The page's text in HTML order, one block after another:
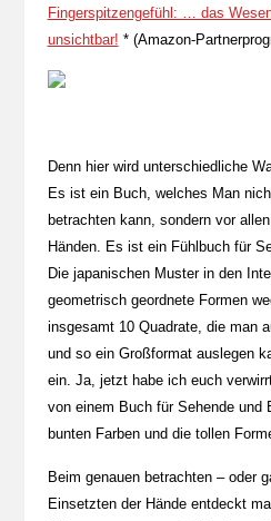
Fingerspitzengefühl: … das
unsichtbar! * (Amazon-
Denn hier wird unterschiedliche
Es ist ein Buch, welches Man
betrachten kann, sondern vor
Händen. Es ist ein Fühlbuch für
Die japanischen Muster in den
geometrisch geordnete Formen
insgesamt 10 Quadrate, die man
und so ein Großformat auslegen
ein. Ja, jetzt habe ich euch
von einem Buch für Sehende und
bunten Farben und die tollen
Beim genauen betrachten – oder
Einsetzten der Hände entdeckt